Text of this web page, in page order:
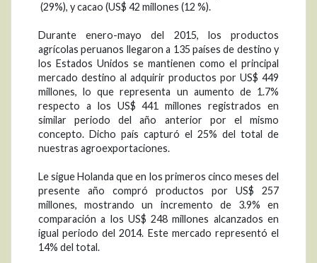
(29%), y cacao (US$ 42 millones (12 %).
Durante enero-mayo del 2015, los productos
agrícolas peruanos llegaron a 135 países de destino y
los Estados Unidos se mantienen como el principal
mercado destino al adquirir productos por US$ 449
millones, lo que representa un aumento de 1.7%
respecto a los US$ 441 millones registrados en
similar periodo del año anterior por el mismo
concepto. Dicho país capturó el 25% del total de
nuestras agroexportaciones.
Le sigue Holanda que en los primeros cinco meses del
presente año compró productos por US$ 257
millones, mostrando un incremento de 3.9% en
comparación a los US$ 248 millones alcanzados en
igual periodo del 2014. Este mercado representó el
14% del total.